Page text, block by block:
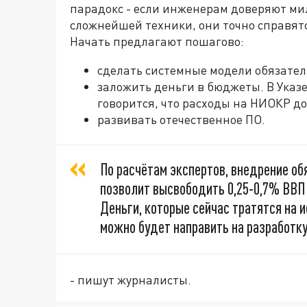
парадокс - если инженерам доверяют
сложнейшей техники, они точно
Начать предлагают пошагово:
сделать системные модели
заложить деньги в бюджеты. В
говорится, что расходы на НИОКР
развивать отечественное ПО.
По расчётам экспертов, внедрение
позволит высвободить 0,25-0,7%
Деньги, которые сейчас тратятся
можно будет направить на
- пишут журналисты.